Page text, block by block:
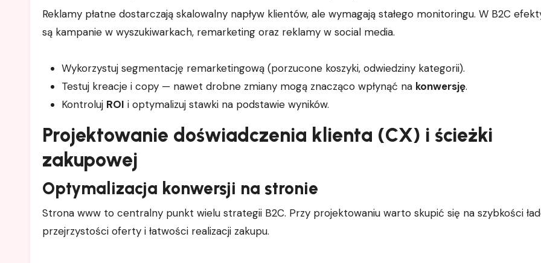
Reklamy płatne dostarczają skalowalny napływ klientów, ale wymagają stałego monitoringu. W B2C
są kampanie w wyszukiwarkach, remarketing oraz reklamy w social media.
Wykorzystuj segmentację remarketingową (porzucone koszyki, odwiedziny kategorii).
Testuj kreacje i copy — nawet drobne zmiany mogą znacząco wpłynąć na konwersję.
Kontroluj ROI i optymalizuj stawki na podstawie wyników.
Projektowanie doświadczenia klienta (CX) i ścieżki
zakupowej
Optymalizacja konwersji na stronie
Strona www to centralny punkt wielu strategii B2C. Przy projektowaniu warto skupić się na szybkości
przejrzystości oferty i łatwości realizacji zakupu.